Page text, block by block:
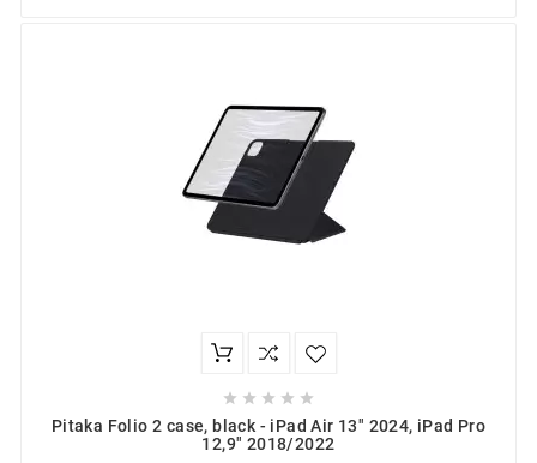
    
Pitaka Folio 2 case, black - iPad Air 13" 2024, iPad Pro
12,9" 2018/2022